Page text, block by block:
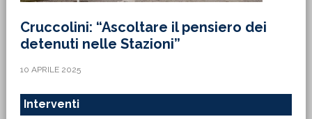
Cruccolini: “Ascoltare il pensiero dei
detenuti nelle Stazioni”
10 APRILE 2025
Interventi